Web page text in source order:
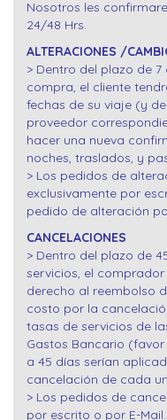
Nosotros les
24/48 Hrs.
ALTERACIONES /
> Dentro del plazo de
compra, el cliente
fechas de su viaje (y
proveedor
hacer una nueva
noches, traslados, y
> Los pedidos de
exclusivamente por
pedido de alteración
CANCELACIONES
> Dentro del plazo de
servicios, el
derecho al reembolso
costo por la
tasas de servicios de
Gastos Bancario
a 45 días serían
cancelación de cada
> Los pedidos de
por escrito o por E-